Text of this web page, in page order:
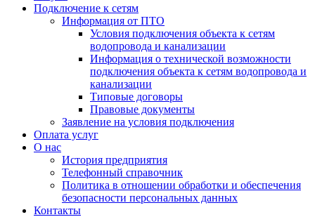
Подключение к сетям
Информация от ПТО
Условия подключения объекта к сетям
водопровода и канализации
Информация о технической возможности
подключения объекта к сетям водопровода и
канализации
Типовые договоры
Правовые документы
Заявление на условия подключения
Оплата услуг
О нас
История предприятия
Телефонный справочник
Политика в отношении обработки и обеспечения
безопасности персональных данных
Контакты